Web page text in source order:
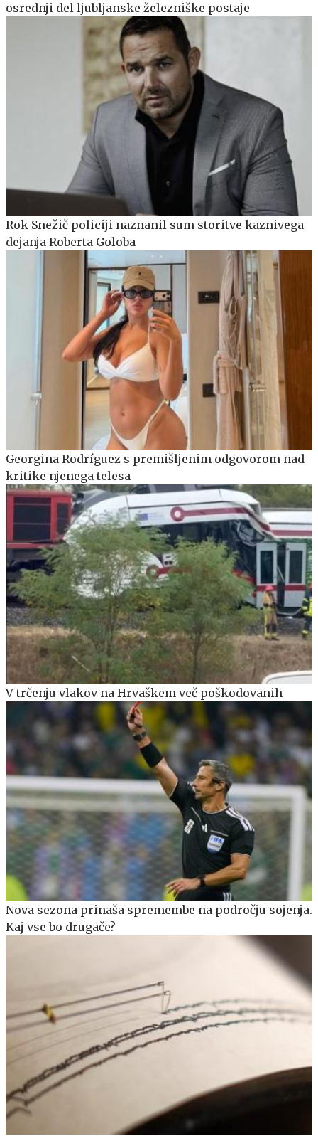
osrednji del ljubljanske železniške postaje
Rok Snežič policiji naznanil sum storitve kaznivega
dejanja Roberta Goloba
Georgina Rodríguez s premišljenim odgovorom nad
kritike njenega telesa
V trčenju vlakov na Hrvaškem več poškodovanih
Nova sezona prinaša spremembe na področju sojenja.
Kaj vse bo drugače?